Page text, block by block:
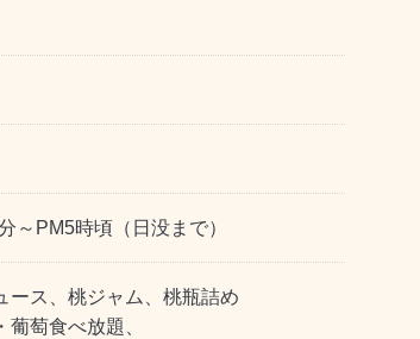
PM5時頃（日没まで）
ース、桃ジャム、桃瓶詰め
萄食べ放題、